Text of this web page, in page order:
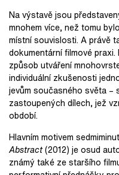
Na výstavě jsou
mnohem více, než tomu
místní souvislosti. A právě
dokumentární filmové
způsob utváření
individuální zkušenosti
jevům současného světa –
zastoupených dílech, jež
období.
Hlavním motivem
Abstract(2012) je osud
známý také ze staršího